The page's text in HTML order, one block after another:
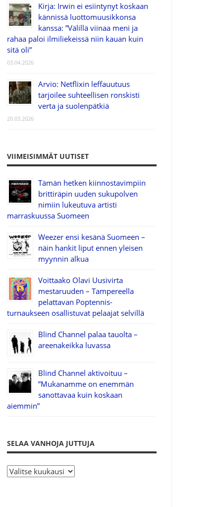
Kirja: Irwin ei esiintynyt koskaan
kännissä luottomuusikkonsa
kanssa: ”Välillä viinaa meni ja
rahaa paloi ilmiliekeissä niin kauan kuin
sitä oli”
03.04.2026
Arvio: Netflixin leffauutuus
tarjoilee suhteellisen ronskisti
verta ja suolenpätkiä
20.03.2026
VIIMEISIMMÄT UUTISET
Tämän hetken kiinnostavimpiin
brittiräpin uuden sukupolven
nimiin lukeutuva artisti
marraskuussa Suomeen
Weezer ensi kesänä Suomeen –
näin hankit liput ennen yleisen
myynnin alkua
Voittaako Olavi Uusivirta
mestaruuden – Tampereella
pelattavan Poptennis-
turnaukseen osallistuvat pelaajat selvillä
Blind Channel palaa tauolta –
areenakeikka luvassa
Blind Channel aktivoituu –
”Mukanamme on enemmän
sanottavaa kuin koskaan
aiemmin”
SELAA VANHOJA JUTTUJA
S